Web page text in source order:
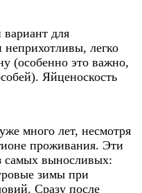
для
легко
(особенно это важно,
Яйценоскость
много лет, несмотря
проживания. Эти
самых выносливых:
зимы при
Сразу после